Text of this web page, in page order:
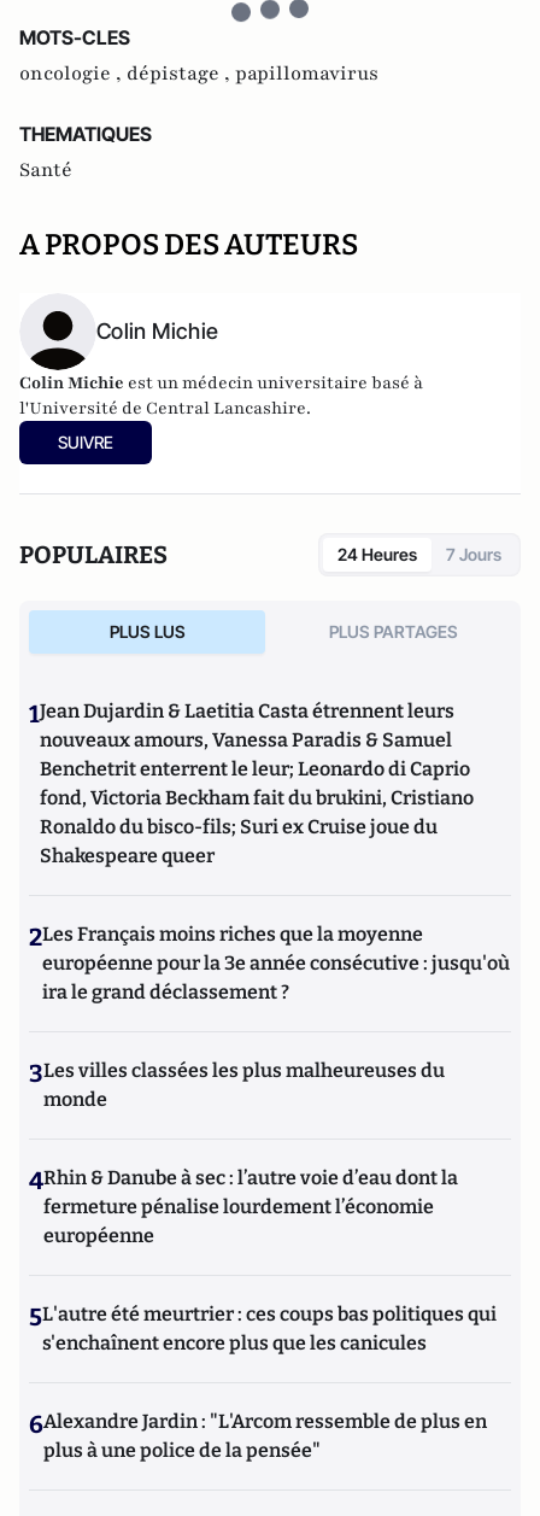
MOTS-CLES
oncologie , dépistage , papillomavirus
THEMATIQUES
Santé
A PROPOS DES AUTEURS
Colin Michie
Colin Michie est un médecin universitaire basé à
l'Université de Central Lancashire.
SUIVRE
POPULAIRES 24 Heures 7 Jours
PLUS LUS PLUS PARTAGES
1Jean Dujardin & Laetitia Casta étrennent leurs
nouveaux amours, Vanessa Paradis & Samuel
Benchetrit enterrent le leur; Leonardo di Caprio
fond, Victoria Beckham fait du brukini, Cristiano
Ronaldo du bisco-fils; Suri ex Cruise joue du
Shakespeare queer
2Les Français moins riches que la moyenne
européenne pour la 3e année consécutive : jusqu'où
ira le grand déclassement ?
3Les villes classées les plus malheureuses du
monde
4Rhin & Danube à sec : l’autre voie d’eau dont la
fermeture pénalise lourdement l’économie
européenne
5L'autre été meurtrier : ces coups bas politiques qui
s'enchaînent encore plus que les canicules
6Alexandre Jardin : "L'Arcom ressemble de plus en
plus à une police de la pensée"